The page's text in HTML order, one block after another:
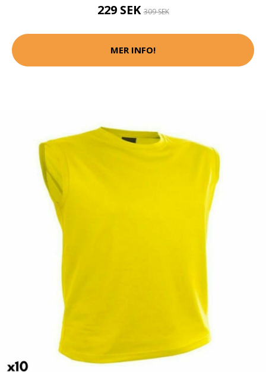
229 SEK309 SEK
MER INFO!